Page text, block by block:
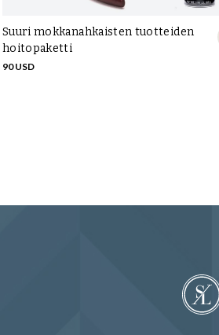
Suuri mokkanahkaisten tuotteiden
hoitopaketti
90 USD